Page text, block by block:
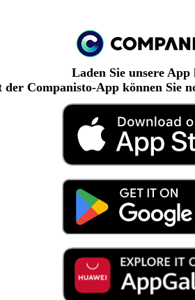
Laden Sie unsere
Companisto-App können Sie